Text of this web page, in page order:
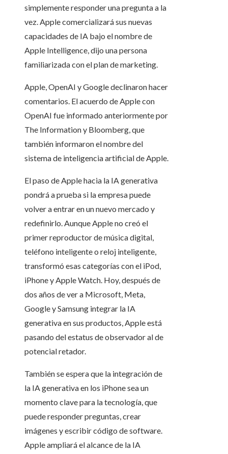
simplemente responder una pregunta a la
vez. Apple comercializará sus nuevas
capacidades de IA bajo el nombre de
Apple Intelligence, dijo una persona
familiarizada con el plan de marketing.
Apple, OpenAI y Google declinaron hacer
comentarios. El acuerdo de Apple con
OpenAI fue informado anteriormente por
The Information y Bloomberg, que
también informaron el nombre del
sistema de inteligencia artificial de Apple.
El paso de Apple hacia la IA generativa
pondrá a prueba si la empresa puede
volver a entrar en un nuevo mercado y
redefinirlo. Aunque Apple no creó el
primer reproductor de música digital,
teléfono inteligente o reloj inteligente,
transformó esas categorías con el iPod,
iPhone y Apple Watch. Hoy, después de
dos años de ver a Microsoft, Meta,
Google y Samsung integrar la IA
generativa en sus productos, Apple está
pasando del estatus de observador al de
potencial retador.
También se espera que la integración de
la IA generativa en los iPhone sea un
momento clave para la tecnología, que
puede responder preguntas, crear
imágenes y escribir código de software.
Apple ampliará el alcance de la IA